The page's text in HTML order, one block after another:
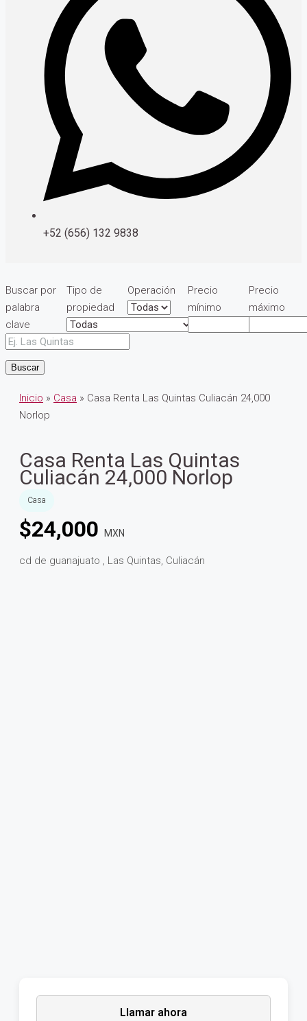
+52 (656) 132 9838
Buscar por
palabra
clave
Tipo de
propiedad
Operación
Precio
mínimo
Precio
máximo
Buscar
Inicio » Casa » Casa Renta Las Quintas Culiacán 24,000
Norlop
Casa Renta Las Quintas
Culiacán 24,000 Norlop
Casa
$24,000 MXN
cd de guanajuato , Las Quintas, Culiacán
Llamar ahora